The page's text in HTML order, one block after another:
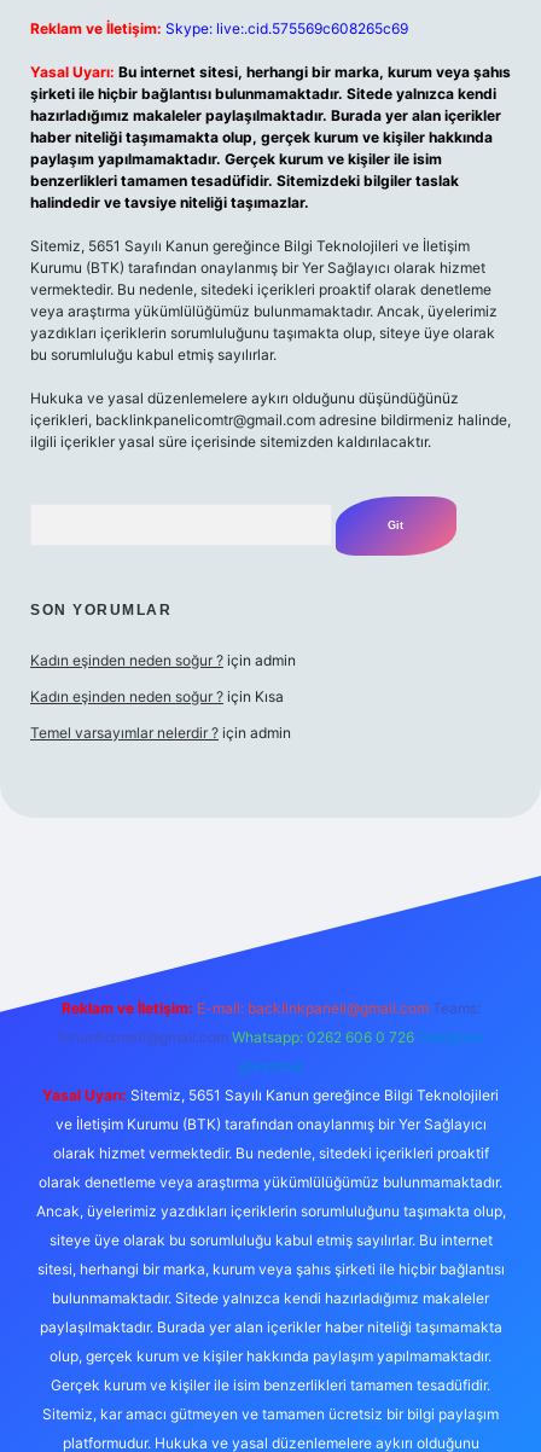
Reklam ve İletişim: Skype: live:.cid.575569c608265c69
Yasal Uyarı: Bu internet sitesi, herhangi bir marka, kurum veya şahıs
şirketi ile hiçbir bağlantısı bulunmamaktadır. Sitede yalnızca kendi
hazırladığımız makaleler paylaşılmaktadır. Burada yer alan içerikler
haber niteliği taşımamakta olup, gerçek kurum ve kişiler hakkında
paylaşım yapılmamaktadır. Gerçek kurum ve kişiler ile isim
benzerlikleri tamamen tesadüfidir. Sitemizdeki bilgiler taslak
halindedir ve tavsiye niteliği taşımazlar.
Sitemiz, 5651 Sayılı Kanun gereğince Bilgi Teknolojileri ve İletişim
Kurumu (BTK) tarafından onaylanmış bir Yer Sağlayıcı olarak hizmet
vermektedir. Bu nedenle, sitedeki içerikleri proaktif olarak denetleme
veya araştırma yükümlülüğümüz bulunmamaktadır. Ancak, üyelerimiz
yazdıkları içeriklerin sorumluluğunu taşımakta olup, siteye üye olarak
bu sorumluluğu kabul etmiş sayılırlar.
Hukuka ve yasal düzenlemelere aykırı olduğunu düşündüğünüz
içerikleri, backlinkpanelicomtr@gmail.com adresine bildirmeniz halinde,
ilgili içerikler yasal süre içerisinde sitemizden kaldırılacaktır.
SON YORUMLAR
Kadın eşinden neden soğur ? için admin
Kadın eşinden neden soğur ? için Kısa
Temel varsayımlar nelerdir ? için admin
Reklam ve İletişim: E-mail: backlinkpaneli@gmail.com Teams:
forumhizmeti@gmail.com Whatsapp: 0262 606 0 726 Telegram:
@karabul
Yasal Uyarı: Sitemiz, 5651 Sayılı Kanun gereğince Bilgi Teknolojileri
ve İletişim Kurumu (BTK) tarafından onaylanmış bir Yer Sağlayıcı
olarak hizmet vermektedir. Bu nedenle, sitedeki içerikleri proaktif
olarak denetleme veya araştırma yükümlülüğümüz bulunmamaktadır.
Ancak, üyelerimiz yazdıkları içeriklerin sorumluluğunu taşımakta olup,
siteye üye olarak bu sorumluluğu kabul etmiş sayılırlar. Bu internet
sitesi, herhangi bir marka, kurum veya şahıs şirketi ile hiçbir bağlantısı
bulunmamaktadır. Sitede yalnızca kendi hazırladığımız makaleler
paylaşılmaktadır. Burada yer alan içerikler haber niteliği taşımamakta
olup, gerçek kurum ve kişiler hakkında paylaşım yapılmamaktadır.
Gerçek kurum ve kişiler ile isim benzerlikleri tamamen tesadüfidir.
Sitemiz, kar amacı gütmeyen ve tamamen ücretsiz bir bilgi paylaşım
platformudur. Hukuka ve yasal düzenlemelere aykırı olduğunu